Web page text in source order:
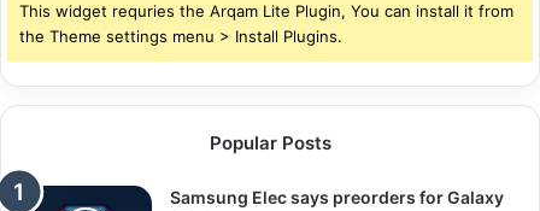
This widget requries the Arqam Lite Plugin, You can install it from
the Theme settings menu > Install Plugins.
Popular Posts
Samsung Elec says preorders for Galaxy